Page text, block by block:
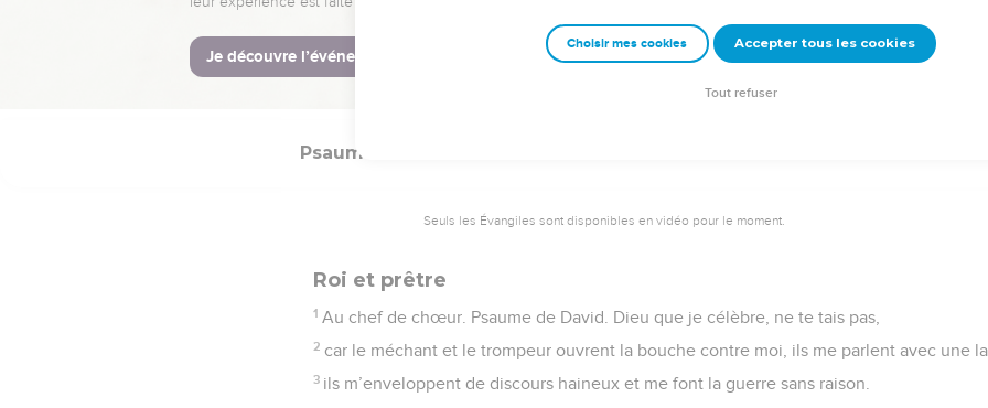
N’est-ce pas toi, ô Dieu, qui nous avais repoussés et qui ne sortais plus, ô Dieu, avec
13 Viens nous aider contre notre adversaire ! Le secours de l’homme n’est qu’illusion.
Avec Dieu, nous ferons des exploits : c’est lui qui écrasera nos adversaires.
Psaumes
Seuls les Évangiles sont disponibles en vidéo pour le moment.
Roi et prêtre
1 Au chef de chœur. Psaume de David. Dieu que je célèbre, ne te tais pas,
2 car le méchant et le trompeur ouvrent la bouche contre moi, ils me parlent avec une
3 ils m’enveloppent de discours haineux et me font la guerre sans raison.
Choisir mes cookies Accepter tous les cookies
Tout refuser